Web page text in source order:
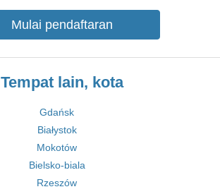
Mulai pendaftaran
Tempat lain, kota
Gdańsk
Białystok
Mokotów
Bielsko-biala
Rzeszów